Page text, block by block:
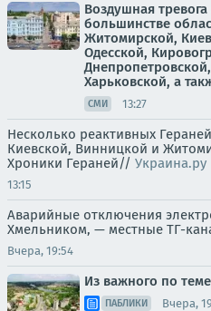
Воздушная
большинстве
Житомирской,
Одесской,
Харьковской, а
СМИ 13:27
Несколько реактивных
Киевской, Винницкой и
Хроники Гераней// Украина.ру
13:15
Аварийные отключения
Хмельником, — местные ТГ-
Вчера, 19:54
Из важного по
ПАБЛИКИ Вчера,